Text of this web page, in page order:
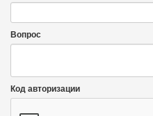
Вопрос
Код авторизации